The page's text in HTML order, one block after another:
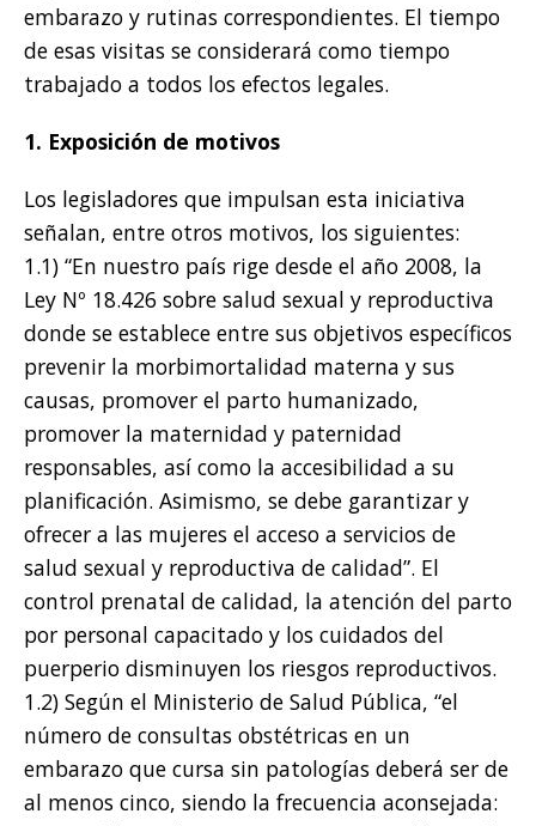
embarazo y rutinas correspondientes. El tiempo
de esas visitas se considerará como tiempo
trabajado a todos los efectos legales.
1. Exposición de motivos
Los legisladores que impulsan esta iniciativa
señalan, entre otros motivos, los siguientes:
1.1) “En nuestro país rige desde el año 2008, la
Ley Nº 18.426 sobre salud sexual y reproductiva
donde se establece entre sus objetivos específicos
prevenir la morbimortalidad materna y sus
causas, promover el parto humanizado,
promover la maternidad y paternidad
responsables, así como la accesibilidad a su
planificación. Asimismo, se debe garantizar y
ofrecer a las mujeres el acceso a servicios de
salud sexual y reproductiva de calidad”. El
control prenatal de calidad, la atención del parto
por personal capacitado y los cuidados del
puerperio disminuyen los riesgos reproductivos.
1.2) Según el Ministerio de Salud Pública, “el
número de consultas obstétricas en un
embarazo que cursa sin patologías deberá ser de
al menos cinco, siendo la frecuencia aconsejada: